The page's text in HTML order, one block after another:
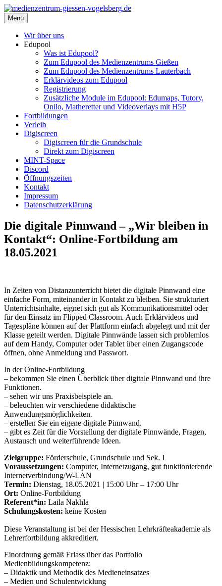
Zum
Inhalt
springen
medienzentrum-giessen-vogelsberg.de
Regionales Medienzentrum Gießen-Vogelsberg
Menü
Wir über uns
Edupool
Was ist Edupool?
Zum Edupool des Medienzentrums Gießen
Zum Edupool des Medienzentrums Lauterbach
Erklärvideos zum Edupool
Registrierung
Zusätzliche Module im Edupool: Edumaps, Tutory,
Onilo, Matheretter und Videoverlays mit H5P
Fortbildungen
Verleih
Digiscreen
Digiscreen für die Grundschule
Direkt zum Digiscreen
MINT-Space
Discord
Öffnungszeiten
Kontakt
Impressum
Datenschutzerklärung
Die digitale Pinnwand – „Wir bleiben in
Kontakt“: Online-Fortbildung am
18.05.2021
In Zeiten von Distanzunterricht bietet die digitale Pinnwand eine
einfache Form, miteinander in Kontakt zu bleiben. Sie strukturiert
Unterrichtsinhalte, eignet sich gut als Kommunikationsmittel oder
für den Einsatz im Flipped Classroom. Auch Erklärvideos und
Tagespläne können auf der Plattform einfach abgelegt und mit der
Klasse geteilt werden. Digitale Pinnwände lassen sich problemlos
auf dem Handy, Computer oder Tablet über einen Zugangscode
öffnen, ohne Anmeldung und Passwort.
In der Online-Fortbildung
– bekommen Sie einen Überblick über digitale Pinnwand und ihre
Funktionen.
– sehen wir uns Praxisbeispiele an.
– beleuchten wir verschiedene didaktische
Anwendungsmöglichkeiten.
– erstellen Sie ein eigene digitale Pinnwand.
– gibt es Zeit für die Vorstellung der digitale Pinnwände, Fragen,
Austausch und weiterführende Ideen.
Zielgruppe: Förderschule, Grundschule und Sek. I
Voraussetzungen: Computer, Internetzugang, gut funktionierende
Internetverbindung/W-LAN
Termin: Dienstag, 18.05.2021 | 15:00 Uhr – 17:00 Uhr
Ort: Online-Fortbildung
Referent*in: Laila Nakhla
Schulungskosten: keine Kosten
Diese Veranstaltung ist bei der Hessischen Lehrkräfteakademie als
Lehrerfortbildung akkreditiert.
Einordnung gemäß Erlass über das Portfolio
Medienbildungskompetenz:
– Didaktik und Methodik des Medieneinsatzes
– Medien und Schulentwicklung